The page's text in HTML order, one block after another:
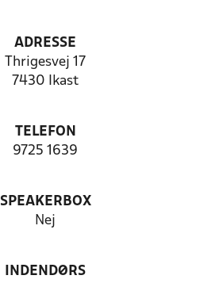
ADRESSE
Thrigesvej 17
7430 Ikast
TELEFON
9725 1639
SPEAKERBOX
Nej
INDENDØRS